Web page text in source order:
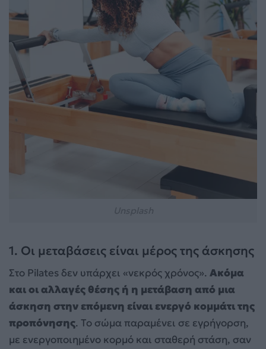
1. Οι μεταβάσεις είναι μέρος της άσκησης
Στο Pilates δεν υπάρχει «νεκρός χρόνος». Ακόμα
και οι αλλαγές θέσης ή η μετάβαση από μια
άσκηση στην επόμενη είναι ενεργό κομμάτι της
προπόνησης. Το σώμα παραμένει σε εγρήγορση,
με ενεργοποιημένο κορμό και σταθερή στάση, σαν